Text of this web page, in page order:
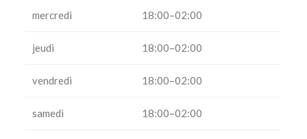
mercredi 18:00–02:00
jeudi 18:00–02:00
vendredi 18:00–02:00
samedi 18:00–02:00